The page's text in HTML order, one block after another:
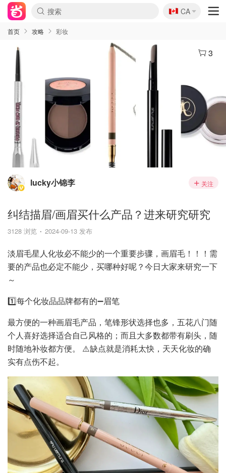
🇨🇦
CA
首页 攻略 彩妆
3
lucky小锦李 关注
纠结描眉/画眉买什么产品？进来研究研究
3128 浏览 2024-09-13 发布
淡眉毛星人化妆必不能少的一个重要步骤，画眉毛！！！需
要的产品也必定不能少，买哪种好呢？今日大家来研究一下
～
1️⃣每个化妆品品牌都有的➖眉笔
最方便的一种画眉毛产品，笔锋形状选择也多，五花八门随
个人喜好选择适合自己风格的；而且大多数都带有刷头，随
时随地补妆都方便。 ⚠️缺点就是消耗太快，天天化妆的确
实有点伤不起。